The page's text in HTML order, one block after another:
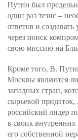
Путин был
один раз тезис –
ответов и
через поиск
свою миссию на
Кроме того, В.
Москвы являются
западных стран,
сырьевой
российский лидер
в своих внутренних
его собственной